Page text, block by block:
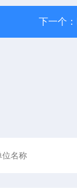
下一个：